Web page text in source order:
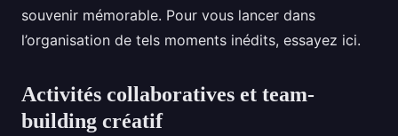
souvenir mémorable. Pour vous lancer dans
l’organisation de tels moments inédits, essayez ici.
Activités collaboratives et team-
building créatif